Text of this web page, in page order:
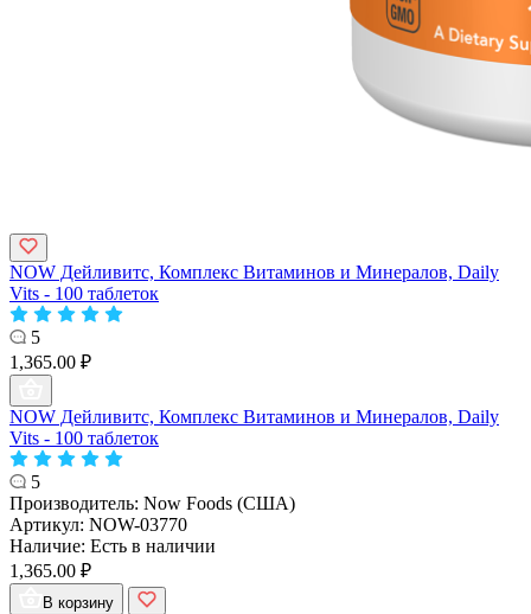
NOW Дейливитс, Комплекс Витаминов и Минералов, Daily
Vits - 100 таблеток
5
1,365.00 ₽
NOW Дейливитс, Комплекс Витаминов и Минералов, Daily
Vits - 100 таблеток
5
Производитель: Now Foods (США)
Артикул: NOW-03770
Наличие: Есть в наличии
1,365.00 ₽
В корзину